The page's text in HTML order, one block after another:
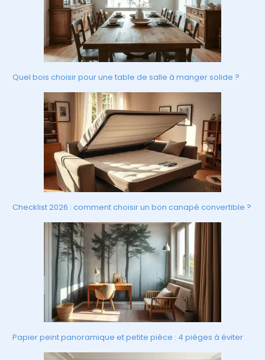
Quel bois choisir pour une table de salle à manger solide ?
Checklist 2026 : comment choisir un bon canapé convertible ?
Papier peint panoramique et petite pièce : 4 pièges à éviter